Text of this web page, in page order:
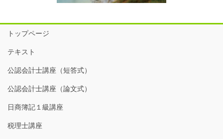
トップページ
テキスト
公認会計士講座（短答式）
公認会計士講座（論文式）
日商簿記１級講座
税理士講座